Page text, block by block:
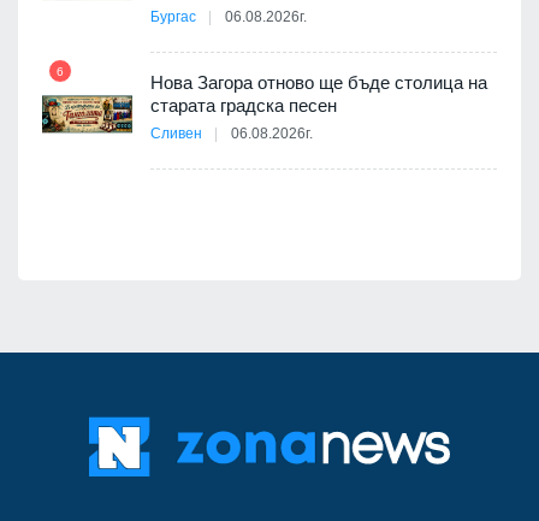
Бургас 06.08.2026г.
6
Нова Загора отново ще бъде столица на
старата градска песен
Сливен 06.08.2026г.